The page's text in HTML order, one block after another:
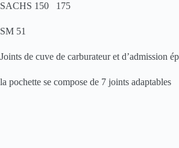
SACHS 150 175
SM 51
Joints de cuve de carburateur et d’admission
la pochette se compose de 7 joints adaptables